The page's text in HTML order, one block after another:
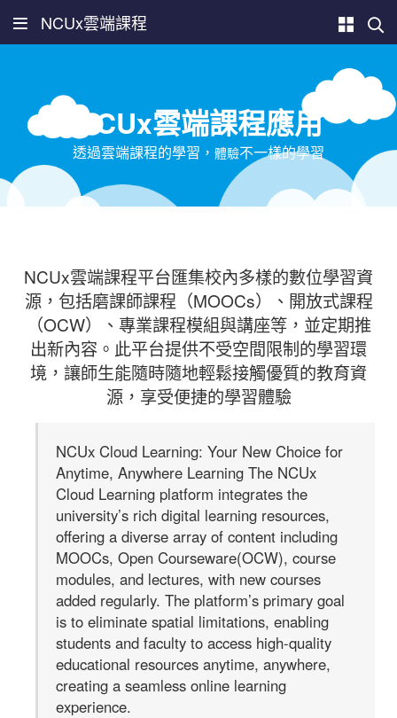
NCUx雲端課程
NCUx雲端課程應用
透過雲端課程的學習， 體驗不一樣的學習
NCUx雲端課程平台匯集校內多樣的數位學習資
源，包括磨課師課程（MOOCs）、開放式課程
（OCW）、專業課程模組與講座等，並定期推
出新內容。此平台提供不受空間限制的學習環
境，讓師生能隨時隨地輕鬆接觸優質的教育資
源，享受便捷的學習體驗
NCUx Cloud Learning: Your New Choice for
Anytime, Anywhere Learning The NCUx
Cloud Learning platform integrates the
university’s rich digital learning resources,
offering a diverse array of content including
MOOCs, Open Courseware(OCW), course
modules, and lectures, with new courses
added regularly. The platform’s primary goal
is to eliminate spatial limitations, enabling
students and faculty to access high-quality
educational resources anytime, anywhere,
creating a seamless online learning
experience.